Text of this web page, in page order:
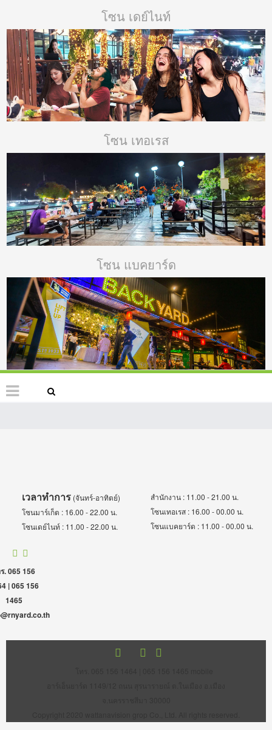
โซน เดย์ไนท์
โซน เทอเรส
โซน แบคยาร์ด
เวลาทำการ(จันทร์-อาทิตย์)
โซนมาร์เก็ต : 16.00 - 22.00 น.
โซนเดย์ไนท์ : 11.00 - 22.00 น.
สำนักงาน : 11.00 - 21.00 น.
โซนเทอเรส : 16.00 - 00.00 น.
โซนแบคยาร์ด : 11.00 - 00.00 น.
. 065 156
| 065 156
1465